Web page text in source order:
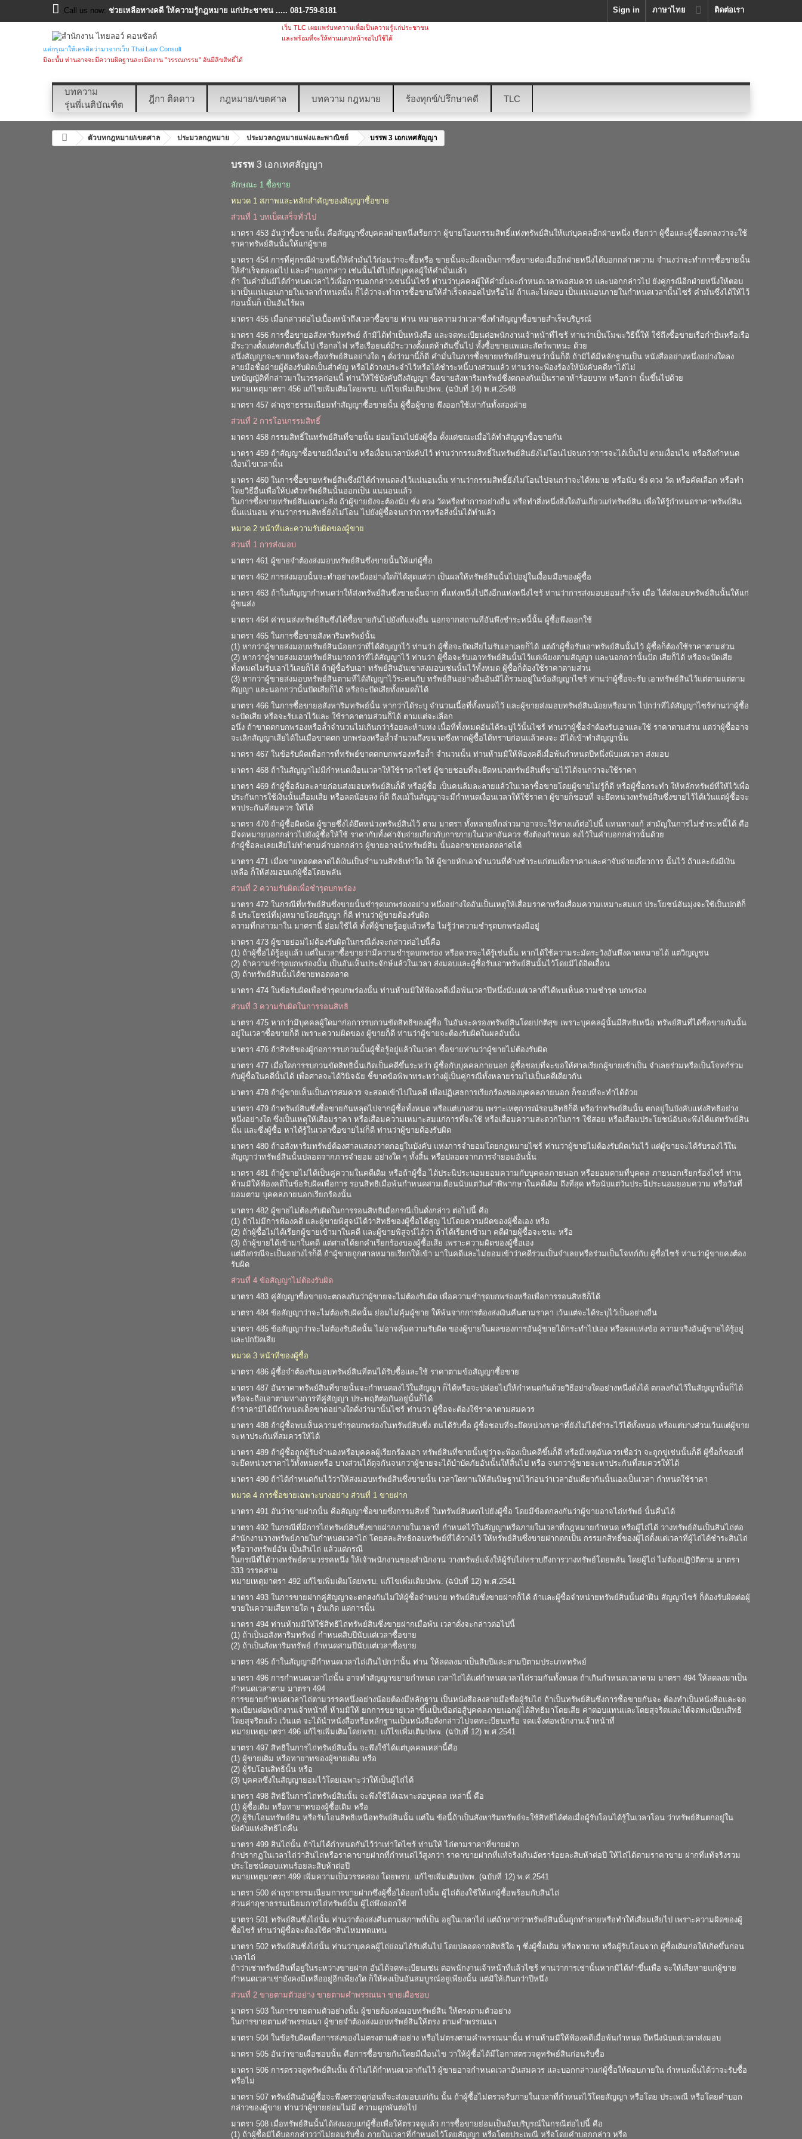
ติดต่อเรา
Call us now: ช่วยเหลือทางคดี ให้ความรู้กฎหมาย แก่ประชาชน ..... 081-759-8181 ภาษาไทย
Sign in
เว็บ TLC เผยแพร่บทความเพื่อเป็นความรู้แก่ประชาชน
และพร้อมที่จะให้ท่านแคปหน้าจอไปใช้ได้
แต่กรุณาให้เครดิตว่ามาจากเว็บ Thai Law Consult
มิฉะนั้น ท่านอาจจะมีความผิดฐานละเมิดงาน "วรรณกรรม" อันมีลิขสิทธิ์ได้
บทความ
รุ่นพี่เนติบัณฑิต
ฎีกา ติดดาว กฎหมาย/เขตศาล บทความ กฎหมาย ร้องทุกข์/ปรึกษาคดี TLC
ตัวบทกฎหมาย/เขตศาล ประมวลกฎหมาย ประมวลกฎหมายแพ่งและพาณิชย์ บรรพ 3 เอกเทศสัญญา
บรรพ 3 เอกเทศสัญญา
ลักษณะ 1 ซื้อขาย
หมวด 1 สภาพและหลักสำคัญของสัญญาซื้อขาย
ส่วนที่ 1 บทเบ็ดเสร็จทั่วไป
มาตรา 453 อันว่าซื้อขายนั้น คือสัญญาซึ่งบุคคลฝ่ายหนึ่งเรียกว่า ผู้ขายโอนกรรมสิทธิ์แห่งทรัพย์สินให้แก่บุคคลอีกฝ่ายหนึ่ง เรียกว่า ผู้ซื้อและผู้ซื้อตกลงว่าจะใช้
ราคาทรัพย์สินนั้นให้แก่ผู้ขาย
มาตรา 454 การที่คู่กรณีฝ่ายหนึ่งให้คำมั่นไว้ก่อนว่าจะซื้อหรือ ขายนั้นจะมีผลเป็นการซื้อขายต่อเมื่ออีกฝ่ายหนึ่งได้บอกกล่าวความ จำนงว่าจะทำการซื้อขายนั้น
ให้สำเร็จตลอดไป และคำบอกกล่าว เช่นนั้นได้ไปถึงบุคคลผู้ให้คำมั่นแล้ว
ถ้า ในคำมั่นมิได้กำหนดเวลาไว้เพื่อการบอกกล่าวเช่นนั้นไซร้ ท่านว่าบุคคลผู้ให้คำมั่นจะกำหนดเวลาพอสมควร และบอกกล่าวไป ยังคู่กรณีอีกฝ่ายหนึ่งให้ตอบ
มาเป็นแน่นอนภายในเวลากำหนดนั้น ก็ได้ว่าจะทำการซื้อขายให้สำเร็จตลอดไปหรือไม่ ถ้าและไม่ตอบ เป็นแน่นอนภายในกำหนดเวลานั้นไซร้ คำมั่นซึ่งได้ให้ไว้
ก่อนนั้นก็ เป็นอันไร้ผล
มาตรา 455 เมื่อกล่าวต่อไปเบื้องหน้าถึงเวลาซื้อขาย ท่าน หมายความว่าเวลาซึ่งทำสัญญาซื้อขายสำเร็จบริบูรณ์
มาตรา 456 การซื้อขายอสังหาริมทรัพย์ ถ้ามิได้ทำเป็นหนังสือ และจดทะเบียนต่อพนักงานเจ้าหน้าที่ไซร้ ท่านว่าเป็นโมฆะวิธีนี้ให้ ใช้ถึงซื้อขายเรือกำปั่นหรือเรือ
มีระวางตั้งแต่หกตันขึ้นไป เรือกลไฟ หรือเรือยนต์มีระวางตั้งแต่ห้าตันขึ้นไป ทั้งซื้อขายแพและสัตว์พาหนะ ด้วย
อนึ่งสัญญาจะขายหรือจะซื้อทรัพย์สินอย่างใด ๆ ดั่งว่ามานี้ก็ดี คำมั่นในการซื้อขายทรัพย์สินเช่นว่านั้นก็ดี ถ้ามิได้มีหลักฐานเป็น หนังสืออย่างหนึ่งอย่างใดลง
ลายมือชื่อฝ่ายผู้ต้องรับผิดเป็นสำคัญ หรือได้วางประจำไว้หรือได้ชำระหนี้บางส่วนแล้ว ท่านว่าจะฟ้องร้องให้บังคับคดีหาได้ไม่
บทบัญญัติที่กล่าวมาในวรรคก่อนนี้ ท่านให้ใช้บังคับถึงสัญญา ซื้อขายสังหาริมทรัพย์ซึ่งตกลงกันเป็นราคาห้าร้อยบาท หรือกว่า นั้นขึ้นไปด้วย
หมายเหตุมาตรา 456 แก้ไขเพิ่มเติมโดยพรบ. แก้ไขเพิ่มเติมปพพ. (ฉบับที่ 14) พ.ศ.2548
มาตรา 457 ค่าฤชาธรรมเนียมทำสัญญาซื้อขายนั้น ผู้ซื้อผู้ขาย พึงออกใช้เท่ากันทั้งสองฝ่าย
ส่วนที่ 2 การโอนกรรมสิทธิ์
มาตรา 458 กรรมสิทธิ์ในทรัพย์สินที่ขายนั้น ย่อมโอนไปยังผู้ซื้อ ตั้งแต่ขณะเมื่อได้ทำสัญญาซื้อขายกัน
มาตรา 459 ถ้าสัญญาซื้อขายมีเงื่อนไข หรือเงื่อนเวลาบังคับไว้ ท่านว่ากรรมสิทธิ์ในทรัพย์สินยังไม่โอนไปจนกว่าการจะได้เป็นไป ตามเงื่อนไข หรือถึงกำหนด
เงื่อนไขเวลานั้น
มาตรา 460 ในการซื้อขายทรัพย์สินซึ่งมิได้กำหนดลงไว้แน่นอนนั้น ท่านว่ากรรมสิทธิ์ยังไม่โอนไปจนกว่าจะได้หมาย หรือนับ ชั่ง ตวง วัด หรือคัดเลือก หรือทำ
โดยวิธีอื่นเพื่อให้บ่งตัวทรัพย์สินนั้นออกเป็น แน่นอนแล้ว
ในการซื้อขายทรัพย์สินเฉพาะสิ่ง ถ้าผู้ขายยังจะต้องนับ ชั่ง ตวง วัดหรือทำการอย่างอื่น หรือทำสิ่งหนึ่งสิ่งใดอันเกี่ยวแก่ทรัพย์สิน เพื่อให้รู้กำหนดราคาทรัพย์สิน
นั้นแน่นอน ท่านว่ากรรมสิทธิ์ยังไม่โอน ไปยังผู้ซื้อจนกว่าการหรือสิ่งนั้นได้ทำแล้ว
หมวด 2 หน้าที่และความรับผิดของผู้ขาย
ส่วนที่ 1 การส่งมอบ
มาตรา 461 ผู้ขายจำต้องส่งมอบทรัพย์สินซึ่งขายนั้นให้แก่ผู้ซื้อ
มาตรา 462 การส่งมอบนั้นจะทำอย่างหนึ่งอย่างใดก็ได้สุดแต่ว่า เป็นผลให้ทรัพย์สินนั้นไปอยู่ในเงื้อมมือของผู้ซื้อ
มาตรา 463 ถ้าในสัญญากำหนดว่าให้ส่งทรัพย์สินซึ่งขายนั้นจาก ที่แห่งหนึ่งไปถึงอีกแห่งหนึ่งไซร้ ท่านว่าการส่งมอบย่อมสำเร็จ เมื่อ ได้ส่งมอบทรัพย์สินนั้นให้แก่
ผู้ขนส่ง
มาตรา 464 ค่าขนส่งทรัพย์สินซึ่งได้ซื้อขายกันไปยังที่แห่งอื่น นอกจากสถานที่อันพึงชำระหนี้นั้น ผู้ซื้อพึงออกใช้
มาตรา 465 ในการซื้อขายสังหาริมทรัพย์นั้น
(1) หากว่าผู้ขายส่งมอบทรัพย์สินน้อยกว่าที่ได้สัญญาไว้ ท่านว่า ผู้ซื้อจะปัดเสียไม่รับเอาเลยก็ได้ แต่ถ้าผู้ซื้อรับเอาทรัพย์สินนั้นไว้ ผู้ซื้อก็ต้องใช้ราคาตามส่วน
(2) หากว่าผู้ขายส่งมอบทรัพย์สินมากกว่าที่ได้สัญญาไว้ ท่านว่า ผู้ซื้อจะรับเอาทรัพย์สินนั้นไว้แต่เพียงตามสัญญา และนอกกว่านั้นปัด เสียก็ได้ หรือจะปัดเสีย
ทั้งหมดไม่รับเอาไว้เลยก็ได้ ถ้าผู้ซื้อรับเอา ทรัพย์สินอันเขาส่งมอบเช่นนั้นไว้ทั้งหมด ผู้ซื้อก็ต้องใช้ราคาตามส่วน
(3) หากว่าผู้ขายส่งมอบทรัพย์สินตามที่ได้สัญญาไว้ระคนกับ ทรัพย์สินอย่างอื่นอันมิได้รวมอยู่ในข้อสัญญาไซร้ ท่านว่าผู้ซื้อจะรับ เอาทรัพย์สินไว้แต่ตามแต่ตาม
สัญญา และนอกกว่านั้นปัดเสียก็ได้ หรือจะปัดเสียทั้งหมดก็ได้
มาตรา 466 ในการซื้อขายอสังหาริมทรัพย์นั้น หากว่าได้ระบุ จำนวนเนื้อที่ทั้งหมดไว้ และผู้ขายส่งมอบทรัพย์สินน้อยหรือมาก ไปกว่าที่ได้สัญญาไซร้ท่านว่าผู้ซื้อ
จะปัดเสีย หรือจะรับเอาไว้และ ใช้ราคาตามส่วนก็ได้ ตามแต่จะเลือก
อนึ่ง ถ้าขาดตกบกพร่องหรือล้ำจำนวนไม่เกินกว่าร้อยละห้าแห่ง เนื้อที่ทั้งหมดอันได้ระบุไว้นั้นไซร้ ท่านว่าผู้ซื้อจำต้องรับเอาและใช้ ราคาตามส่วน แต่ว่าผู้ซื้ออาจ
จะเลิกสัญญาเสียได้ในเมื่อขาดตก บกพร่องหรือล้ำจำนวนถึงขนาดซึ่งหากผู้ซื้อได้ทราบก่อนแล้วคงจะ มิได้เข้าทำสัญญานั้น
มาตรา 467 ในข้อรับผิดเพื่อการที่ทรัพย์ขาดตกบกพร่องหรือล้ำ จำนวนนั้น ท่านห้ามมิให้ฟ้องคดีเมื่อพ้นกำหนดปีหนึ่งนับแต่เวลา ส่งมอบ
มาตรา 468 ถ้าในสัญญาไม่มีกำหนดเงื่อนเวลาให้ใช้ราคาไซร้ ผู้ขายชอบที่จะยึดหน่วงทรัพย์สินที่ขายไว้ได้จนกว่าจะใช้ราคา
มาตรา 469 ถ้าผู้ซื้อล้มละลายก่อนส่งมอบทรัพย์สินก็ดี หรือผู้ซื้อ เป็นคนล้มละลายแล้วในเวลาซื้อขายโดยผู้ขายไม่รู้ก็ดี หรือผู้ซื้อกระทำ ให้หลักทรัพย์ที่ให้ไว้เพื่อ
ประกันการใช้เงินนั้นเสื่อมเสีย หรือลดน้อยลง ก็ดี ถึงแม้ในสัญญาจะมีกำหนดเงื่อนเวลาให้ใช้ราคา ผู้ขายก็ชอบที่ จะยึดหน่วงทรัพย์สินซึ่งขายไว้ได้เว้นแต่ผู้ซื้อจะ
หาประกันที่สมควร ให้ได้
มาตรา 470 ถ้าผู้ซื้อผิดนัด ผู้ขายซึ่งได้ยึดหน่วงทรัพย์สินไว้ ตาม มาตรา ทั้งหลายที่กล่าวมาอาจจะใช้ทางแก้ต่อไปนี้ แทนทางแก้ สามัญในการไม่ชำระหนี้ได้ คือ
มีจดหมายบอกกล่าวไปยังผู้ซื้อให้ใช้ ราคากับทั้งค่าจับจ่ายเกี่ยวกับการภายในเวลาอันควร ซึ่งต้องกำหนด ลงไว้ในคำบอกกล่าวนั้นด้วย
ถ้าผู้ซื้อละเลยเสียไม่ทำตามคำบอกกล่าว ผู้ขายอาจนำทรัพย์สิน นั้นออกขายทอดตลาดได้
มาตรา 471 เมื่อขายทอดตลาดได้เงินเป็นจำนวนสิทธิเท่าใด ให้ ผู้ขายหักเอาจำนวนที่ค้างชำระแก่ตนเพื่อราคาและค่าจับจ่ายเกี่ยวการ นั้นไว้ ถ้าและยังมีเงิน
เหลือ ก็ให้ส่งมอบแก่ผู้ซื้อโดยพลัน
ส่วนที่ 2 ความรับผิดเพื่อชำรุดบกพร่อง
มาตรา 472 ในกรณีที่ทรัพย์สินซึ่งขายนั้นชำรุดบกพร่องอย่าง หนึ่งอย่างใดอันเป็นเหตุให้เสื่อมราคาหรือเสื่อมความเหมาะสมแก่ ประโยชน์อันมุ่งจะใช้เป็นปกติก็
ดี ประโยชน์ที่มุ่งหมายโดยสัญญา ก็ดี ท่านว่าผู้ขายต้องรับผิด
ความที่กล่าวมาใน มาตรานี้ ย่อมใช้ได้ ทั้งที่ผู้ขายรู้อยู่แล้วหรือ ไม่รู้ว่าความชำรุดบกพร่องมีอยู่
มาตรา 473 ผู้ขายย่อมไม่ต้องรับผิดในกรณีดั่งจะกล่าวต่อไปนี้คือ
(1) ถ้าผู้ซื้อได้รู้อยู่แล้ว แต่ในเวลาซื้อขายว่ามีความชำรุดบกพร่อง หรือควรจะได้รู้เช่นนั้น หากได้ใช้ความระมัดระวังอันพึงคาดหมายได้ แต่วิญญูชน
(2) ถ้าความชำรุดบกพร่องนั้น เป็นอันเห็นประจักษ์แล้วในเวลา ส่งมอบและผู้ซื้อรับเอาทรัพย์สินนั้นไว้โดยมิได้อิดเอื้อน
(3) ถ้าทรัพย์สินนั้นได้ขายทอดตลาด
มาตรา 474 ในข้อรับผิดเพื่อชำรุดบกพร่องนั้น ท่านห้ามมิให้ฟ้องคดีเมื่อพ้นเวลาปีหนึ่งนับแต่เวลาที่ได้พบเห็นความชำรุด บกพร่อง
ส่วนที่ 3 ความรับผิดในการรอนสิทธิ
มาตรา 475 หากว่ามีบุคคลผู้ใดมาก่อการรบกวนขัดสิทธิของผู้ซื้อ ในอันจะครองทรัพย์สินโดยปกติสุข เพราะบุคคลผู้นั้นมีสิทธิเหนือ ทรัพย์สินที่ได้ซื้อขายกันนั้น
อยู่ในเวลาซื้อขายก็ดี เพราะความผิดของ ผู้ขายก็ดี ท่านว่าผู้ขายจะต้องรับผิดในผลอันนั้น
มาตรา 476 ถ้าสิทธิของผู้ก่อการรบกวนนั้นผู้ซื้อรู้อยู่แล้วในเวลา ซื้อขายท่านว่าผู้ขายไม่ต้องรับผิด
มาตรา 477 เมื่อใดการรบกวนขัดสิทธินั้นเกิดเป็นคดีขึ้นระหว่า ผู้ซื้อกับบุคคลภายนอก ผู้ซื้อชอบที่จะขอให้ศาลเรียกผู้ขายเข้าเป็น จำเลยร่วมหรือเป็นโจทก์ร่วม
กับผู้ซื้อในคดีนั้นได้ เพื่อศาลจะได้วินิจฉัย ชี้ขาดข้อพิพาทระหว่างผู้เป็นคู่กรณีทั้งหลายรวมไปเป็นคดีเดียวกัน
มาตรา 478 ถ้าผู้ขายเห็นเป็นการสมควร จะสอดเข้าไปในคดี เพื่อปฏิเสธการเรียกร้องของบุคคลภายนอก ก็ชอบที่จะทำได้ด้วย
มาตรา 479 ถ้าทรัพย์สินซึ่งซื้อขายกันหลุดไปจากผู้ซื้อทั้งหมด หรือแต่บางส่วน เพราะเหตุการณ์รอนสิทธิก็ดี หรือว่าทรัพย์สินนั้น ตกอยู่ในบังคับแห่งสิทธิอย่าง
หนึ่งอย่างใด ซึ่งเป็นเหตุให้เสื่อมราคา หรือเสื่อมความเหมาะสมแก่การที่จะใช้ หรือเสื่อมความสะดวกในการ ใช้สอย หรือเสื่อมประโยชน์อันจะพึงได้แต่ทรัพย์สิน
นั้น และซึ่งผู้ซื้อ หาได้รู้ในเวลาซื้อขายไม่ก็ดี ท่านว่าผู้ขายต้องรับผิด
มาตรา 480 ถ้าอสังหาริมทรัพย์ต้องศาลแสดงว่าตกอยู่ในบังคับ แห่งภารจำยอมโดยกฎหมายไซร้ ท่านว่าผู้ขายไม่ต้องรับผิดเว้นไว้ แต่ผู้ขายจะได้รับรองไว้ใน
สัญญาว่าทรัพย์สินนั้นปลอดจากภารจำยอม อย่างใด ๆ ทั้งสิ้น หรือปลอดจากภารจำยอมอันนั้น
มาตรา 481 ถ้าผู้ขายไม่ได้เป็นคู่ความในคดีเดิม หรือถ้าผู้ซื้อ ได้ประนีประนอมยอมความกับบุคคลภายนอก หรือยอมตามที่บุคคล ภายนอกเรียกร้องไซร้ ท่าน
ห้ามมิให้ฟ้องคดีในข้อรับผิดเพื่อการ รอนสิทธิเมื่อพ้นกำหนดสามเดือนนับแต่วันคำพิพากษาในคดีเดิม ถึงที่สุด หรือนับแต่วันประนีประนอมยอมความ หรือวันที่
ยอมตาม บุคคลภายนอกเรียกร้องนั้น
มาตรา 482 ผู้ขายไม่ต้องรับผิดในการรอนสิทธิเมื่อกรณีเป็นดั่งกล่าว ต่อไปนี้ คือ
(1) ถ้าไม่มีการฟ้องคดี และผู้ขายพิสูจน์ได้ว่าสิทธิของผู้ซื้อได้สูญ ไปโดยความผิดของผู้ซื้อเอง หรือ
(2) ถ้าผู้ซื้อไม่ได้เรียกผู้ขายเข้ามาในคดี และผู้ขายพิสูจน์ได้ว่า ถ้าได้เรียกเข้ามา คดีฝ่ายผู้ซื้อจะชนะ หรือ
(3) ถ้าผู้ขายได้เข้ามาในคดี แต่ศาลได้ยกคำเรียกร้องของผู้ซื้อเสีย เพราะความผิดของผู้ซื้อเอง
แต่ถึงกรณีจะเป็นอย่างไรก็ดี ถ้าผู้ขายถูกศาลหมายเรียกให้เข้า มาในคดีและไม่ยอมเข้าว่าคดีร่วมเป็นจำเลยหรือร่วมเป็นโจทก์กับ ผู้ซื้อไซร้ ท่านว่าผู้ขายคงต้อง
รับผิด
ส่วนที่ 4 ข้อสัญญาไม่ต้องรับผิด
มาตรา 483 คู่สัญญาซื้อขายจะตกลงกันว่าผู้ขายจะไม่ต้องรับผิด เพื่อความชำรุดบกพร่องหรือเพื่อการรอนสิทธิก็ได้
มาตรา 484 ข้อสัญญาว่าจะไม่ต้องรับผิดนั้น ย่อมไม่คุ้มผู้ขาย ให้พ้นจากการต้องส่งเงินคืนตามราคา เว้นแต่จะได้ระบุไว้เป็นอย่างอื่น
มาตรา 485 ข้อสัญญาว่าจะไม่ต้องรับผิดนั้น ไม่อาจคุ้มความรับผิด ของผู้ขายในผลของการอันผู้ขายได้กระทำไปเอง หรือผลแห่งข้อ ความจริงอันผู้ขายได้รู้อยู่
และปกปิดเสีย
หมวด 3 หน้าที่ของผู้ซื้อ
มาตรา 486 ผู้ซื้อจำต้องรับมอบทรัพย์สินที่ตนได้รับซื้อและใช้ ราคาตามข้อสัญญาซื้อขาย
มาตรา 487 อันราคาทรัพย์สินที่ขายนั้นจะกำหนดลงไว้ในสัญญา ก็ได้หรือจะปล่อยไปให้กำหนดกันด้วยวิธีอย่างใดอย่างหนึ่งดั่งได้ ตกลงกันไว้ในสัญญานั้นก็ได้
หรือจะถือเอาตามทางการที่คู่สัญญา ประพฤติต่อกันอยู่นั้นก็ได้
ถ้าราคามิได้มีกำหนดเด็ดขาดอย่างใดดั่งว่ามานั้นไซร้ ท่านว่า ผู้ซื้อจะต้องใช้ราคาตามสมควร
มาตรา 488 ถ้าผู้ซื้อพบเห็นความชำรุดบกพร่องในทรัพย์สินซึ่ง ตนได้รับซื้อ ผู้ซื้อชอบที่จะยึดหน่วงราคาที่ยังไม่ได้ชำระไว้ได้ทั้งหมด หรือแต่บางส่วนเว้นแต่ผู้ขาย
จะหาประกันที่สมควรให้ได้
มาตรา 489 ถ้าผู้ซื้อถูกผู้รับจำนองหรือบุคคลผู้เรียกร้องเอา ทรัพย์สินที่ขายนั้นขู่ว่าจะฟ้องเป็นคดีขึ้นก็ดี หรือมีเหตุอันควรเชื่อว่า จะถูกขู่เช่นนั้นก็ดี ผู้ซื้อก็ชอบที่
จะยึดหน่วงราคาไว้ทั้งหมดหรือ บางส่วนได้ดุจกันจนกว่าผู้ขายจะได้บำบัดภัยอันนั้นให้สิ้นไป หรือ จนกว่าผู้ขายจะหาประกันที่สมควรให้ได้
มาตรา 490 ถ้าได้กำหนดกันไว้ว่าให้ส่งมอบทรัพย์สินซึ่งขายนั้น เวลาใดท่านให้สันนิษฐานไว้ก่อนว่าเวลาอันเดียวกันนั้นเองเป็นเวลา กำหนดใช้ราคา
หมวด 4 การซื้อขายเฉพาะบางอย่าง ส่วนที่ 1 ขายฝาก
มาตรา 491 อันว่าขายฝากนั้น คือสัญญาซื้อขายซึ่งกรรมสิทธิ์ ในทรัพย์สินตกไปยังผู้ซื้อ โดยมีข้อตกลงกันว่าผู้ขายอาจไถ่ทรัพย์ นั้นคืนได้
มาตรา 492 ในกรณีที่มีการไถ่ทรัพย์สินซึ่งขายฝากภายในเวลาที่ กำหนดไว้ในสัญญาหรือภายในเวลาที่กฎหมายกำหนด หรือผู้ไถ่ได้ วางทรัพย์อันเป็นสินไถ่ต่อ
สำนักงานวางทรัพย์ภายในกำหนดเวลาไถ่ โดยสละสิทธิถอนทรัพย์ที่ได้วางไว้ ให้ทรัพย์สินซึ่งขายฝากตกเป็น กรรมกสิทธิ์ของผู้ไถ่ตั้งแต่เวลาที่ผู้ไถ่ได้ชำระสินไถ่
หรือวางทรัพย์อัน เป็นสินไถ่ แล้วแต่กรณี
ในกรณีที่ได้วางทรัพย์ตามวรรคหนึ่ง ให้เจ้าพนักงานของสำนักงาน วางทรัพย์แจ้งให้ผู้รับไถ่ทราบถึงการวางทรัพย์โดยพลัน โดยผู้ไถ่ ไม่ต้องปฏิบัติตาม มาตรา
333 วรรคสาม
หมายเหตุมาตรา 492 แก้ไขเพิ่มเติมโดยพรบ. แก้ไขเพิ่มเติมปพพ. (ฉบับที่ 12) พ.ศ.2541
มาตรา 493 ในการขายฝากคู่สัญญาจะตกลงกันไม่ให้ผู้ซื้อจำหน่าย ทรัพย์สินซึ่งขายฝากก็ได้ ถ้าและผู้ซื้อจำหน่ายทรัพย์สินนั้นฝ่าฝืน สัญญาไซร้ ก็ต้องรับผิดต่อผู้
ขายในความเสียหายใด ๆ อันเกิด แต่การนั้น
มาตรา 494 ท่านห้ามมิให้ใช้สิทธิไถ่ทรัพย์สินซึ่งขายฝากเมื่อพ้น เวลาดั่งจะกล่าวต่อไปนี้
(1) ถ้าเป็นอสังหาริมทรัพย์ กำหนดสิบปีนับแต่เวลาซื้อขาย
(2) ถ้าเป็นสังหาริมทรัพย์ กำหนดสามปีนับแต่เวลาซื้อขาย
มาตรา 495 ถ้าในสัญญามีกำหนดเวลาไถ่เกินไปกว่านั้น ท่าน ให้ลดลงมาเป็นสิบปีและสามปีตามประเภททรัพย์
มาตรา 496 การกำหนดเวลาไถ่นั้น อาจทำสัญญาขยายกำหนด เวลาไถ่ได้แต่กำหนดเวลาไถ่รวมกันทั้งหมด ถ้าเกินกำหนดเวลาตาม มาตรา 494 ให้ลดลงมาเป็น
กำหนดเวลาตาม มาตรา 494
การขยายกำหนดเวลาไถ่ตามวรรคหนึ่งอย่างน้อยต้องมีหลักฐาน เป็นหนังสือลงลายมือชื่อผู้รับไถ่ ถ้าเป็นทรัพย์สินซึ่งการซื้อขายกันจะ ต้องทำเป็นหนังสือและจด
ทะเบียนต่อพนักงานเจ้าหน้าที่ ห้ามมิให้ ยกการขยายเวลาขึ้นเป็นข้อต่อสู้บุคคลภายนอกผู้ได้สิทธิมาโดยเสีย ค่าตอบแทนและโดยสุจริตและได้จดทะเบียนสิทธิ
โดยสุจริตแล้ว เว้นแต่ จะได้นำหนังสือหรือหลักฐานเป็นหนังสือดังกล่าวไปจดทะเบียนหรือ จดแจ้งต่อพนักงานเจ้าหน้าที่
หมายเหตุมาตรา 496 แก้ไขเพิ่มเติมโดยพรบ. แก้ไขเพิ่มเติมปพพ. (ฉบับที่ 12) พ.ศ.2541
มาตรา 497 สิทธิในการไถ่ทรัพย์สินนั้น จะพึงใช้ได้แต่บุคคลเหล่านี้คือ
(1) ผู้ขายเดิม หรือทายาทของผู้ขายเดิม หรือ
(2) ผู้รับโอนสิทธินั้น หรือ
(3) บุคคลซึ่งในสัญญายอมไว้โดยเฉพาะว่าให้เป็นผู้ไถ่ได้
มาตรา 498 สิทธิในการไถ่ทรัพย์สินนั้น จะพึงใช้ได้เฉพาะต่อบุคคล เหล่านี้ คือ
(1) ผู้ซื้อเดิม หรือทายาทของผู้ซื้อเดิม หรือ
(2) ผู้รับโอนทรัพย์สิน หรือรับโอนสิทธิเหนือทรัพย์สินนั้น แต่ใน ข้อนี้ถ้าเป็นสังหาริมทรัพย์จะใช้สิทธิได้ต่อเมื่อผู้รับโอนได้รู้ในเวลาโอน ว่าทรัพย์สินตกอยู่ใน
บังคับแห่งสิทธิไถ่คืน
มาตรา 499 สินไถ่นั้น ถ้าไม่ได้กำหนดกันไว้ว่าเท่าใดไซร้ ท่านให้ ไถ่ตามราคาที่ขายฝาก
ถ้าปรากฏในเวลาไถ่ว่าสินไถ่หรือราคาขายฝากที่กำหนดไว้สูงกว่า ราคาขายฝากที่แท้จริงเกินอัตราร้อยละสิบห้าต่อปี ให้ไถ่ได้ตามราคาขาย ฝากที่แท้จริงรวม
ประโยชน์ตอบแทนร้อยละสิบห้าต่อปี
หมายเหตุมาตรา 499 เพิ่มความเป็นวรรคสอง โดยพรบ. แก้ไขเพิ่มเติมปพพ. (ฉบับที่ 12) พ.ศ.2541
มาตรา 500 ค่าฤชาธรรมเนียมการขายฝากซึ่งผู้ซื้อได้ออกไปนั้น ผู้ไถ่ต้องใช้ให้แก่ผู้ซื้อพร้อมกับสินไถ่
ส่วนค่าฤชาธรรมเนียมการไถ่ทรัพย์นั้น ผู้ไถ่พึงออกใช้
มาตรา 501 ทรัพย์สินซึ่งไถ่นั้น ท่านว่าต้องส่งคืนตามสภาพที่เป็น อยู่ในเวลาไถ่ แต่ถ้าหากว่าทรัพย์สินนั้นถูกทำลายหรือทำให้เสื่อมเสียไป เพราะความผิดของผู้
ซื้อไซร้ ท่านว่าผู้ซื้อจะต้องใช้ค่าสินไหมทดแทน
มาตรา 502 ทรัพย์สินซึ่งไถ่นั้น ท่านว่าบุคคลผู้ไถ่ย่อมได้รับคืนไป โดยปลอดจากสิทธิใด ๆ ซึ่งผู้ซื้อเดิม หรือทายาท หรือผู้รับโอนจาก ผู้ซื้อเดิมก่อให้เกิดขึ้นก่อน
เวลาไถ่
ถ้าว่าเช่าทรัพย์สินที่อยู่ในระหว่างขายฝาก อันได้จดทะเบียนเช่น ต่อพนักงานเจ้าหน้าที่แล้วไซร้ ท่านว่าการเช่านั้นหากมิได้ทำขึ้นเพื่อ จะให้เสียหายแก่ผู้ขาย
กำหนดเวลาเช่ายังคงมีเหลืออยู่อีกเพียงใด ก็ให้คงเป็นอันสมบูรณ์อยู่เพียงนั้น แต่มิให้เกินกว่าปีหนึ่ง
ส่วนที่ 2 ขายตามตัวอย่าง ขายตามคำพรรณนา ขายเผื่อชอบ
มาตรา 503 ในการขายตามตัวอย่างนั้น ผู้ขายต้องส่งมอบทรัพย์สิน ให้ตรงตามตัวอย่าง
ในการขายตามคำพรรณนา ผู้ขายจำต้องส่งมอบทรัพย์สินให้ตรง ตามคำพรรณนา
มาตรา 504 ในข้อรับผิดเพื่อการส่งของไม่ตรงตามตัวอย่าง หรือไม่ตรงตามคำพรรณนานั้น ท่านห้ามมิให้ฟ้องคดีเมื่อพ้นกำหนด ปีหนึ่งนับแต่เวลาส่งมอบ
มาตรา 505 อันว่าขายเผื่อชอบนั้น คือการซื้อขายกันโดยมีเงื่อนไข ว่าให้ผู้ซื้อได้มีโอกาสตรวจดูทรัพย์สินก่อนรับซื้อ
มาตรา 506 การตรวจดูทรัพย์สินนั้น ถ้าไม่ได้กำหนดเวลากันไว้ ผู้ขายอาจกำหนดเวลาอันสมควร และบอกกล่าวแก่ผู้ซื้อให้ตอบภายใน กำหนดนั้นได้ว่าจะรับซื้อ
หรือไม่
มาตรา 507 ทรัพย์สินอันผู้ซื้อจะพึงตรวจดูก่อนที่จะส่งมอบแก่กัน นั้น ถ้าผู้ซื้อไม่ตรวจรับภายในเวลาที่กำหนดไว้โดยสัญญา หรือโดย ประเพณี หรือโดยคำบอก
กล่าวของผู้ขาย ท่านว่าผู้ขายย่อมไม่มี ความผูกพันต่อไป
มาตรา 508 เมื่อทรัพย์สินนั้นได้ส่งมอบแก่ผู้ซื้อเพื่อให้ตรวจดูแล้ว การซื้อขายย่อมเป็นอันบริบูรณ์ในกรณีต่อไปนี้ คือ
(1) ถ้าผู้ซื้อมิได้บอกกล่าวว่าไม่ยอมรับซื้อ ภายในเวลาที่กำหนดไว้โดยสัญญา หรือโดยประเพณี หรือโดยคำบอกกล่าว หรือ